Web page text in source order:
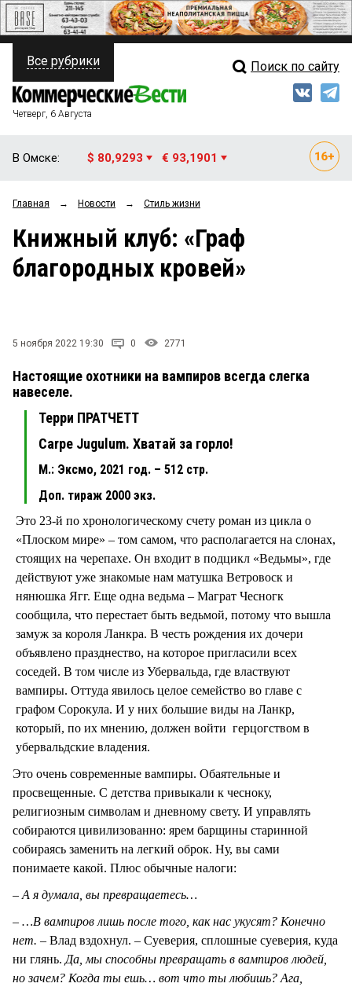
ПОЛИТИКА
ФИНАНСЫ
ОБЩЕСТВО
ЗАКОН
НОВОСТИ КОМПАНИЙ
СТИЛЬ ЖИЗНИ
Свежий выпуск
Рейтинги
Блоги
Все рубрики Поиск по сайту
Четверг, 6 Августа
В Омске: $ 80,9293 € 93,1901
Главная → Новости → Стиль жизни
Книжный клуб: «Граф
благородных кровей»
5 ноября 2022 19:30 0 2771
Настоящие охотники на вампиров всегда слегка
навеселе.
Терри ПРАТЧЕТТ
Carpe Jugulum. Хватай за горло!
М.: Эксмо, 2021 год. – 512 стр.
Доп. тираж 2000 экз.
Это 23-й по хронологическому счету роман из цикла о
«Плоском мире» – том самом, что располагается на слонах,
стоящих на черепахе. Он входит в подцикл «Ведьмы», где
действуют уже знакомые нам матушка Ветровоск и
нянюшка Ягг. Еще одна ведьма – Маграт Чесногк
сообщила, что перестает быть ведьмой, потому что вышла
замуж за короля Ланкра. В честь рождения их дочери
объявлено празднество, на которое пригласили всех
соседей. В том числе из Убервальда, где властвуют
вампиры. Оттуда явилось целое семейство во главе с
графом Сорокула. И у них большие виды на Ланкр,
который, по их мнению, должен войти герцогством в
убервальдские владения.
Это очень современные вампиры. Обаятельные и
просвещенные. С детства привыкали к чесноку,
религиозным символам и дневному свету. И управлять
собираются цивилизованно: ярем барщины старинной
собираясь заменить на легкий оброк. Ну, вы сами
понимаете какой. Плюс обычные налоги:
– А я думала, вы превращаетесь…
– …В вампиров лишь после того, как нас укусят? Конечно
нет. – Влад вздохнул. – Суеверия, сплошные суеверия, куда
ни глянь. Да, мы способны превращать в вампиров людей,
но зачем? Когда ты ешь… вот что ты любишь? Ага,